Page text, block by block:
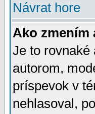
Návrat hore
Ako zmením
Je to rovnaké
autorom,
príspevok v
nehlasoval,